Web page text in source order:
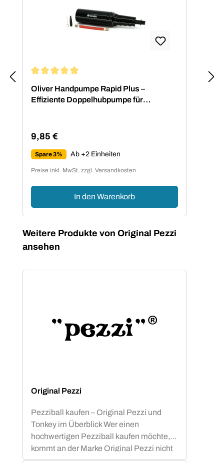
Durchschnittliche Bewertung von 4.88 von 5 Sternen
Oliver Handpumpe Rapid Plus –
Effiziente Doppelhubpumpe für
Regulärer Preis:
9,85 €
Spare 3% Ab +2 Einheiten
Preise inkl. MwSt. zzgl. Versandkosten
In den Warenkorb
Produktgalerie überspringen
Weitere Produkte von Original Pezzi
ansehen
Original Pezzi
Pezziball kaufen – Original Pezzi und
Tonkey im Überblick Wer einen
hochwertigen Pezziball kaufen möchte,
kommt an der Marke Original Pezzi nicht
vorbei. Der Begriff „Pezziball“ – auch